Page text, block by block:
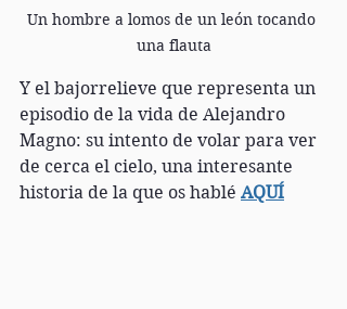
Un hombre a lomos de un león tocando
una flauta
Y el bajorrelieve que representa un
episodio de la vida de Alejandro
Magno: su intento de volar para ver
de cerca el cielo, una interesante
historia de la que os hablé AQUÍ